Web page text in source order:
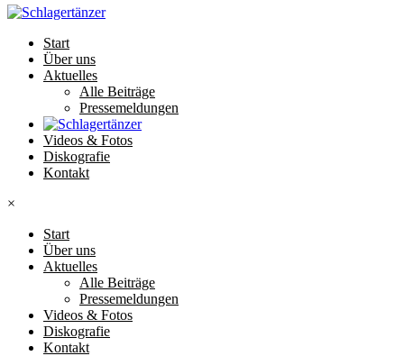
Start
Über uns
Aktuelles
Alle Beiträge
Pressemeldungen
Videos & Fotos
Diskografie
Kontakt
×
Start
Über uns
Aktuelles
Alle Beiträge
Pressemeldungen
Videos & Fotos
Diskografie
Kontakt